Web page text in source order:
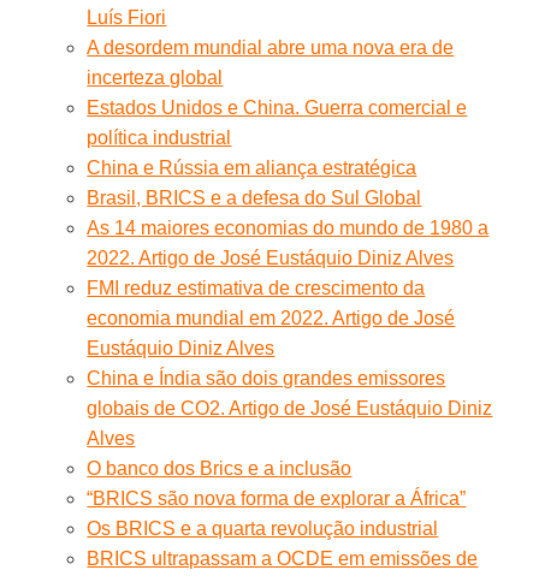
Luís Fiori
A desordem mundial abre uma nova era de
incerteza global
Estados Unidos e China. Guerra comercial e
política industrial
China e Rússia em aliança estratégica
Brasil, BRICS e a defesa do Sul Global
As 14 maiores economias do mundo de 1980 a
2022. Artigo de José Eustáquio Diniz Alves
FMI reduz estimativa de crescimento da
economia mundial em 2022. Artigo de José
Eustáquio Diniz Alves
China e Índia são dois grandes emissores
globais de CO2. Artigo de José Eustáquio Diniz
Alves
O banco dos Brics e a inclusão
“BRICS são nova forma de explorar a África”
Os BRICS e a quarta revolução industrial
BRICS ultrapassam a OCDE em emissões de